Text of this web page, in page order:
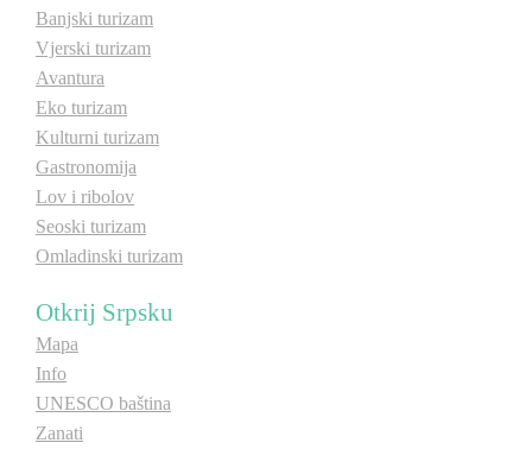
Banjski turizam
Vjerski turizam
Avantura
Eko turizam
Kulturni turizam
Gastronomija
Lov i ribolov
Seoski turizam
Omladinski turizam
Otkrij Srpsku
Mapa
Info
UNESCO baština
Zanati